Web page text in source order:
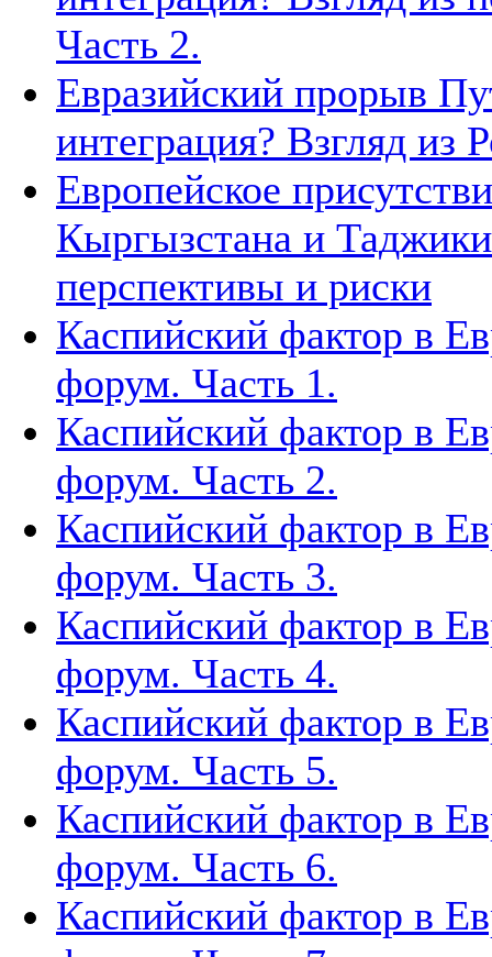
Часть 2.
Евразийский прорыв
интеграция? Взгляд из
Европейское
Кыргызстана и
перспективы и риски
Каспийский фактор в
форум. Часть 1.
Каспийский фактор в
форум. Часть 2.
Каспийский фактор в
форум. Часть 3.
Каспийский фактор в
форум. Часть 4.
Каспийский фактор в
форум. Часть 5.
Каспийский фактор в
форум. Часть 6.
Каспийский фактор в